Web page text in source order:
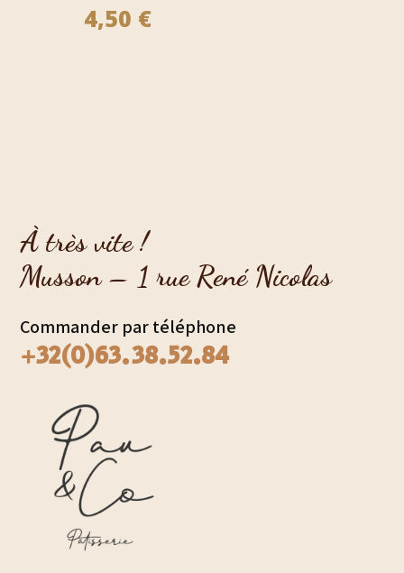
4,50 €
À très vite !
Musson – 1 rue René Nicolas
Commander par téléphone
+32(0)63.38.52.84